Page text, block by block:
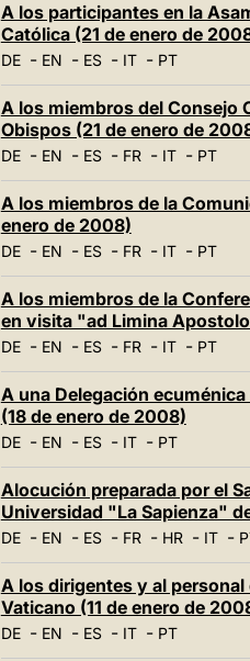
A los participantes en la
Católica (21 de enero de
DE- EN - ES- IT- PT
A los miembros del Consejo
Obispos (21 de enero de
DE- EN - ES- FR- IT- PT
A los miembros de la
enero de 2008)
DE- EN - ES- FR- IT- PT
A los miembros de la
en visita "ad Limina
DE- EN - ES- FR- IT- PT
A una Delegación
(18 de enero de 2008)
DE- EN - ES- IT- PT
Alocución preparada por el
Universidad "La Sapienza"
DE- EN - ES- FR- HR- IT-
A los dirigentes y al
Vaticano (11 de enero de
DE- EN - ES- IT- PT